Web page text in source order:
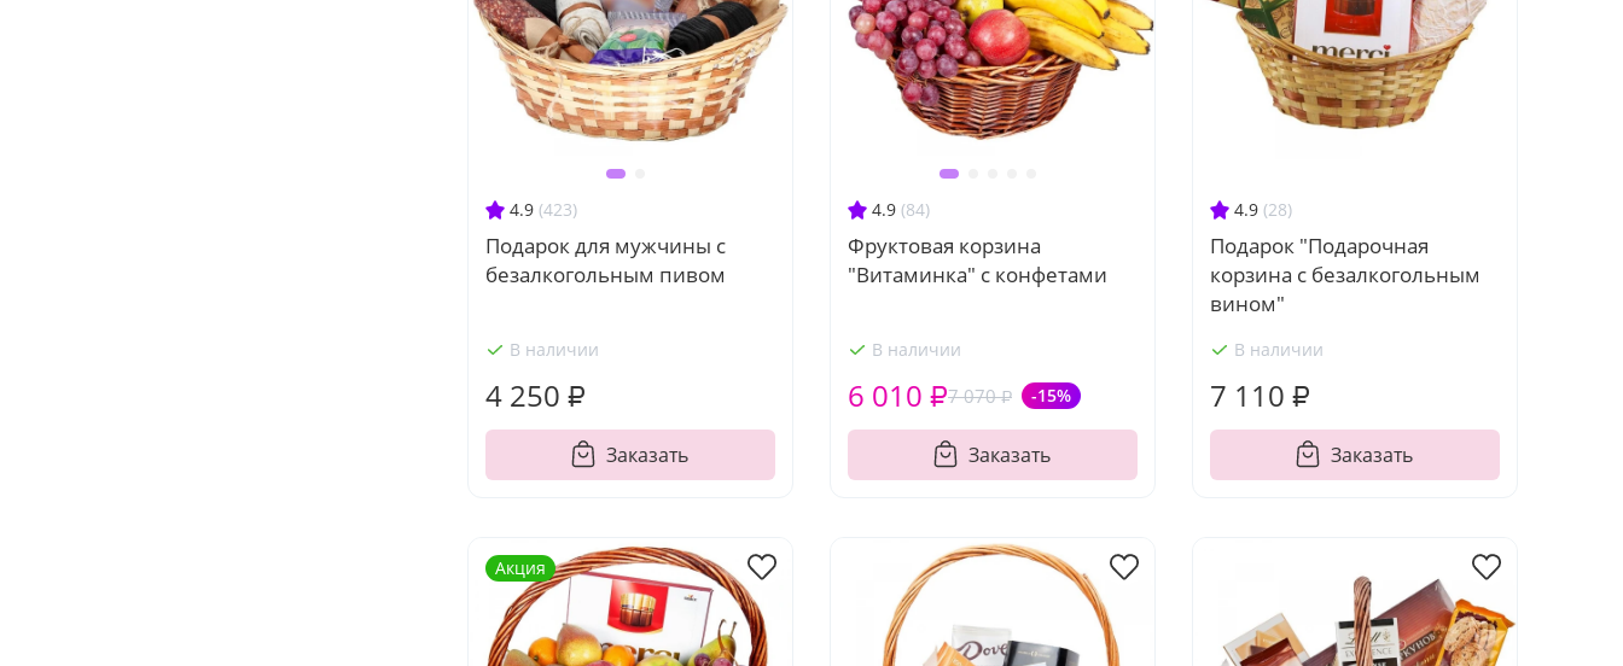
4.9 (423)
Подарок для мужчины с
безалкогольным пивом
В наличии
4 250 ₽
Заказать
4.9 (84)
Фруктовая корзина
"Витаминка" с конфетами
В наличии
7 070 ₽ -15%
6 010 ₽
Заказать
4.9 (28)
Подарок "Подарочная
корзина с безалкогольным
вином"
В наличии
7 110 ₽
Заказать
Акция